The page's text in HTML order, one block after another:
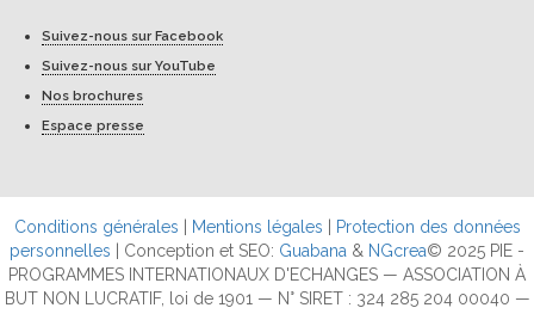
Suivez-nous sur Facebook
Suivez-nous sur YouTube
Nos brochures
Espace presse
Conditions générales Mentions légales
Protection des données
personnelles | Conception et SEO: Guabana & NGcrea© 2025 PIE -
PROGRAMMES INTERNATIONAUX D'ECHANGES — ASSOCIATION À
BUT NON LUCRATIF, loi de 1901 — N° SIRET : 324 285 204 00040 —